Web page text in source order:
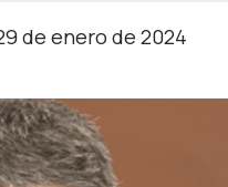
de enero de 2024